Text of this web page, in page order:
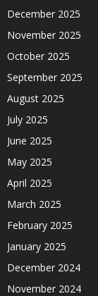
December 2025
November 2025
October 2025
September 2025
August 2025
July 2025
June 2025
May 2025
April 2025
March 2025
February 2025
January 2025
December 2024
November 2024